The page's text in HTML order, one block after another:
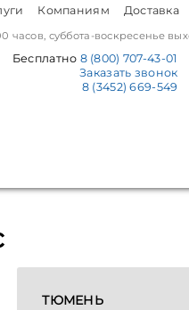
Компаниям Доставка
часов, суббота-воскресенье
Бесплатно 8 (800) 707-43-01
Заказать звонок
8 (3452) 669-549
ТЮМЕНЬ